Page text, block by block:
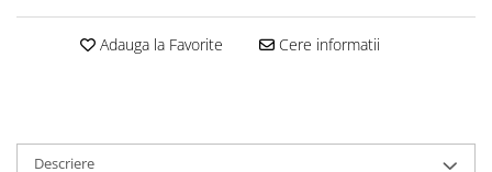
Adauga la Favorite Cere informatii
Descriere